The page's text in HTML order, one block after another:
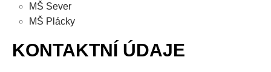
MŠ Sever
MŠ Plácky
KONTAKTNÍ ÚDAJE